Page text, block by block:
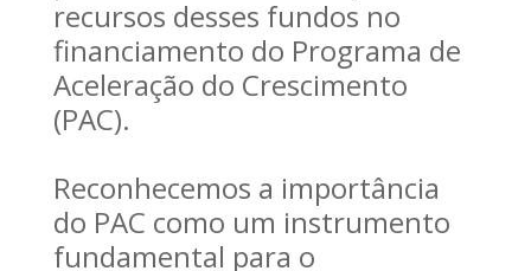
recursos desses fundos no
financiamento do Programa de
Aceleração do Crescimento
(PAC).
Reconhecemos a importância
do PAC como um instrumento
fundamental para o